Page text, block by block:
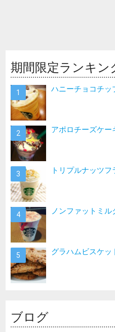
期間限定ランキン
ハニーチョコチッ
アポロチーズケー
トリプルナッツフ
ノンファットミ
グラハムビスケッ
ブログ